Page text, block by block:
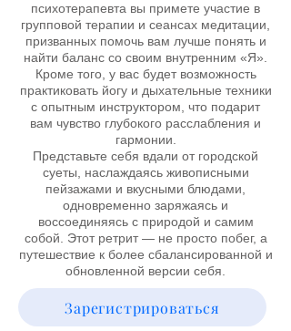
психотерапевта вы примете участие в
групповой терапии и сеансах медитации,
призванных помочь вам лучше понять и
найти баланс со своим внутренним «Я».
Кроме того, у вас будет возможность
практиковать йогу и дыхательные техники
с опытным инструктором, что подарит
вам чувство глубокого расслабления и
гармонии.
Представьте себя вдали от городской
суеты, наслаждаясь живописными
пейзажами и вкусными блюдами,
одновременно заряжаясь и
воссоединяясь с природой и самим
собой. Этот ретрит — не просто побег, а
путешествие к более сбалансированной и
обновленной версии себя.
Зарегистрироваться